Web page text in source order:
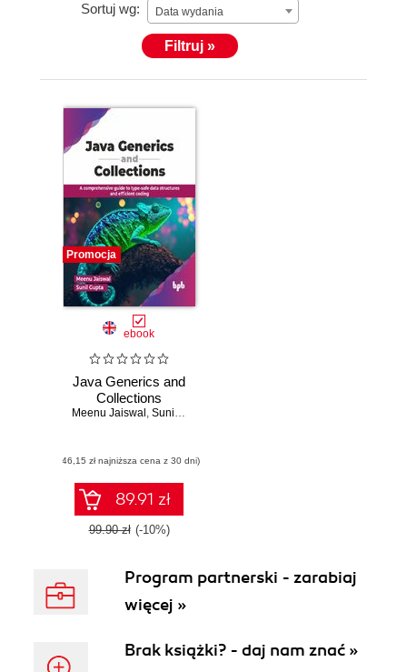
Sortuj wg: Data wydania
Filtruj »
Promocja
ebook
Java Generics and
Collections
Meenu Jaiswal , Sunil Gupta
(46,15 zł najniższa cena z 30 dni)
89.91 zł
99.90 zł (-10%)
Program partnerski - zarabiaj
więcej »
Brak książki? - daj nam znać »